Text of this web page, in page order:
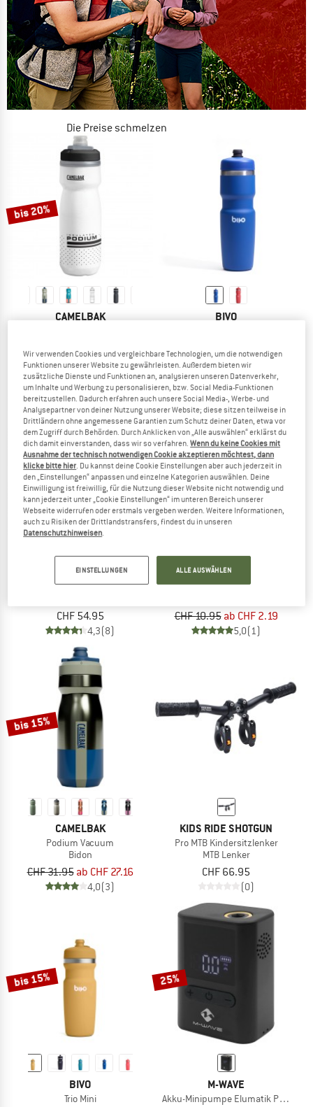
Die Preise schmelzen
JETZT BIS ZU 50% RABATT
ZUM SOMMER SALE
bis 20%
CAMELBAK
CHF 17.95 ab CHF 14.36
4,2(22)
BIVO
CHF 54.95
5,0(1)
FIDLOCK
Bottle 590 + Bike Base
CHF 54.95
4,3(8)
80%
STOIC
CykelflaskaSt. II Grip
CHF 10.95 ab CHF 2.19
5,0(1)
bis 15%
CAMELBAK
Podium Vacuum
Bidon
CHF 31.95 ab CHF 27.16
4,0(3)
KIDS RIDE SHOTGUN
Pro MTB Kindersitzlenker
MTB Lenker
CHF 66.95
(0)
bis 15%
BIVO
Trio Mini
25%
M-WAVE
Akku-Minipumpe Elumatik Pocket
Wir verwenden Cookies und vergleichbare Technologien, um die notwendigen
Funktionen unserer Website zu gewährleisten. Außerdem bieten wir
zusätzliche Dienste und Funktionen an, analysieren unseren Datenverkehr,
um Inhalte und Werbung zu personalisieren, bzw. Social Media-Funktionen
bereitzustellen. Dadurch erfahren auch unsere Social Media-, Werbe- und
Analysepartner von deiner Nutzung unserer Website; diese sitzen teilweise in
Drittländern ohne angemessene Garantien zum Schutz deiner Daten, etwa vor
dem Zugriff durch Behörden. Durch Anklicken von „Alle auswählen“ erklärst du
dich damit einverstanden, dass wir so verfahren.Wenn du keine Cookies mit
Ausnahme der technisch notwendigen Cookie akzeptieren möchtest, dann
klicke bitte hier. Du kannst deine Cookie Einstellungen aber auch jederzeit in
den „Einstellungen“ anpassen und einzelne Kategorien auswählen. Deine
Einwilligung ist freiwillig, für die Nutzung dieser Website nicht notwendig und
kann jederzeit unter „Cookie Einstellungen“ im unteren Bereich unserer
Webseite widerrufen oder erstmals vergeben werden. Weitere Informationen,
auch zu Risiken der Drittlandstransfers, findest du in unseren
Datenschutzhinweisen.
EINSTELLUNGEN ALLE AUSWÄHLEN